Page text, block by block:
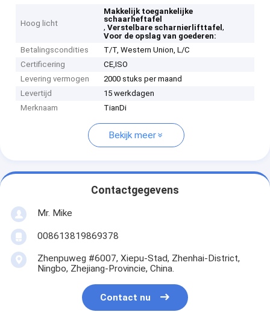
Hoog licht
Makkelijk toegankelijke
schaarheftafel
,Verstelbare scharnierlifttafel,
Voor de opslag van goederen:
Betalingscondities
T/T, Western Union, L/C
Certificering
CE,ISO
Levering vermogen
2000 stuks per maand
Levertijd
15 werkdagen
Merknaam
TianDi
Bekijk meer
Contactgegevens
Mr. Mike
008613819869378
Zhenpuweg #6007, Xiepu-Stad, Zhenhai-District,
Ningbo, Zhejiang-Provincie, China.
Contact nu